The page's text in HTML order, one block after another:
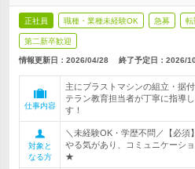
正社員 職種・業種未経験OK 急募 転
第二新卒歓迎
情報更新日：2026/04/28 終了予定日： 2026/
仕事内容
主にブラストマシンの組立・据
テラン教育担当者が丁寧に指導
す！
対象と
なる方
＼未経験OK・学歴不問／【必
やる気があり、コミュニケーシ
★